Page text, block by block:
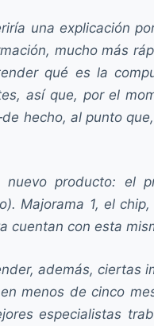
una explicación
mucho más
qué es la
así que, por el
hecho, al punto
producto: el
Majorama 1, el
cuentan con esta
además,
menos de cinco
especialistas